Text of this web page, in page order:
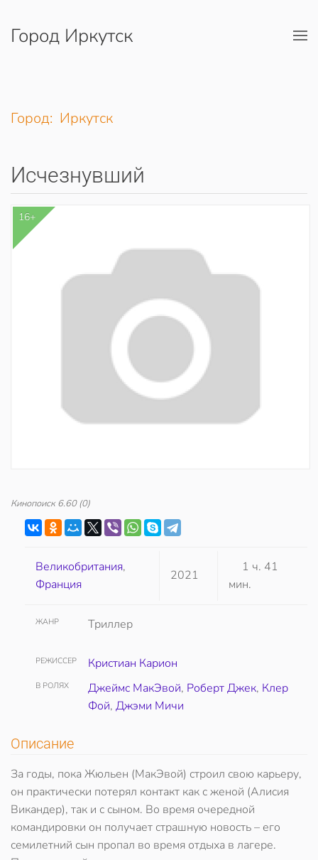
Перейти к содержимому
Город Иркутск
Город: Иркутск
Исчезнувший
16+
Кинопоиск 6.60(0)
Великобритания,
Франция
2021
1 ч. 41
мин.
ЖАНР Триллер
РЕЖИССЕР Кристиан Карион
В РОЛЯХ Джеймс МакЭвой, Роберт Джек, Клер
Фой, Джэми Мичи
Описание
За годы, пока Жюльен (МакЭвой) строил свою карьеру,
он практически потерял контакт как с женой (Алисия
Викандер), так и с сыном. Во время очередной
командировки он получает страшную новость – его
семилетний сын пропал во время отдыха в лагере.